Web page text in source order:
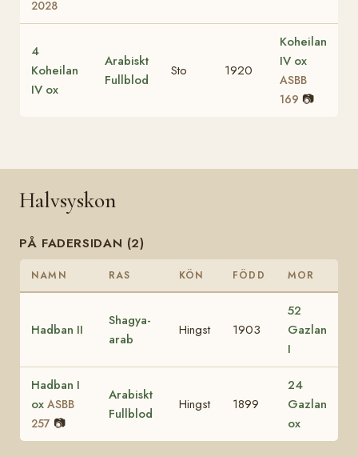
2028
4
Koheilan
IV ox
Arabiskt
Fullblod
Sto 1920
Koheilan
IV ox
ASBB
169 📷
Halvsyskon
PÅ FADERSIDAN (2)
NAMN RAS KÖN FÖDD MOR
Hadban II
Shagya-
arab
Hingst 1903
52
Gazlan
I
Hadban I
ox ASBB
257 📷
Arabiskt
Fullblod
Hingst 1899
24
Gazlan
ox